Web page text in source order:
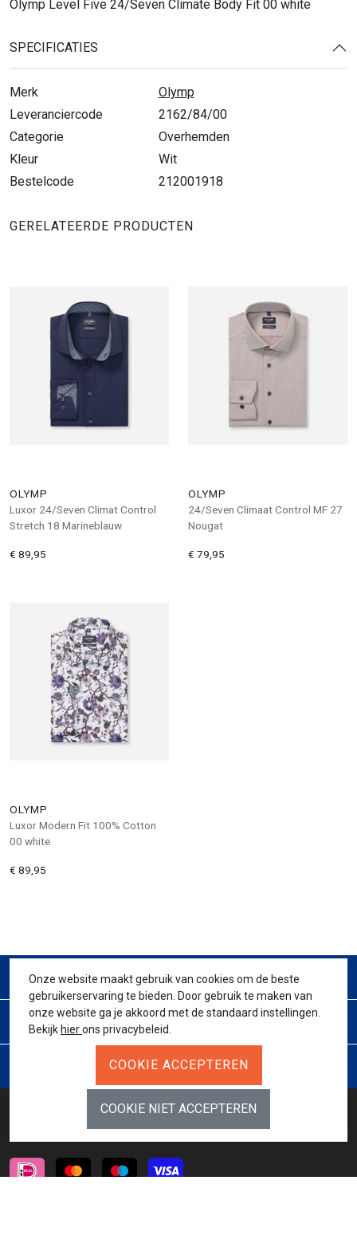
Olymp Level Five 24/Seven Climate Body Fit 00 white
SPECIFICATIES
Merk
Olymp
Leveranciercode
2162/84/00
Categorie
Overhemden
Kleur
Wit
Bestelcode
212001918
GERELATEERDE PRODUCTEN
OLYMP
Luxor 24/Seven Climat Control
Stretch 18 Marineblauw
€ 89,95
OLYMP
24/Seven Climaat Control MF 27
Nougat
€ 79,95
OLYMP
Luxor Modern Fit 100% Cotton
00 white
€ 89,95
CONTACT
KLANTENSERVICE
Onze website maakt gebruik van cookies om de beste
gebruikerservaring te bieden. Door gebruik te maken van
onze website ga je akkoord met de standaard instellingen.
Bekijk hierons privacybeleid.